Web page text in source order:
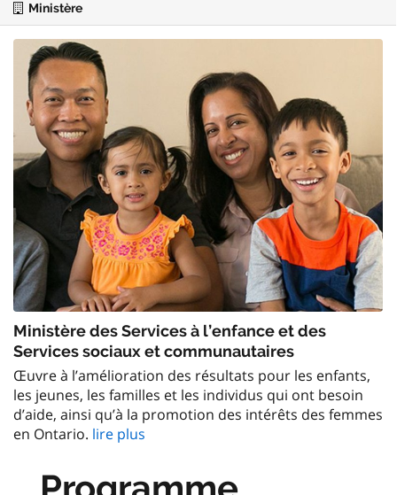
Ministère
Ministère des Services à l’enfance et des
Services sociaux et communautaires
Œuvre à l’amélioration des résultats pour les enfants,
les jeunes, les familles et les individus qui ont besoin
d’aide, ainsi qu’à la promotion des intérêts des femmes
en Ontario. lire plus